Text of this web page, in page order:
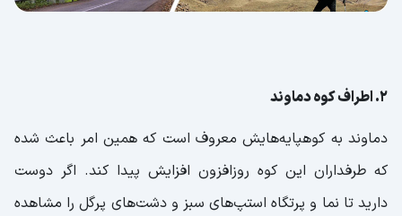
2. اطراف کوه دماوند
دماوند به کوهپایه‌هایش معروف است که همین امر باعث شده
که طرفداران این کوه روزافزون افزایش پیدا کند. اگر دوست
دارید تا نما و پرتگاه استپ‌های سبز و دشت‌های پرگل را مشاهده